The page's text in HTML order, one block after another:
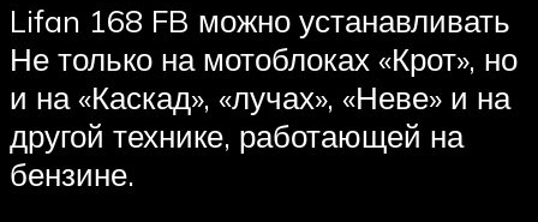
Lifan 168 FB можно устанавливать
Не только на мотоблоках «Крот», но
и на «Каскад», «лучах», «Неве» и на
другой технике, работающей на
бензине.